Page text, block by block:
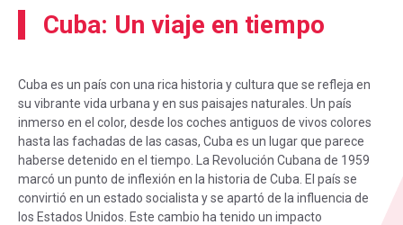
Cuba: Un viaje en tiempo
Cuba es un país con una rica historia y cultura que se refleja en
su vibrante vida urbana y en sus paisajes naturales. Un país
inmerso en el color, desde los coches antiguos de vivos colores
hasta las fachadas de las casas, Cuba es un lugar que parece
haberse detenido en el tiempo. La Revolución Cubana de 1959
marcó un punto de inflexión en la historia de Cuba. El país se
convirtió en un estado socialista y se apartó de la influencia de
los Estados Unidos. Este cambio ha tenido un impacto